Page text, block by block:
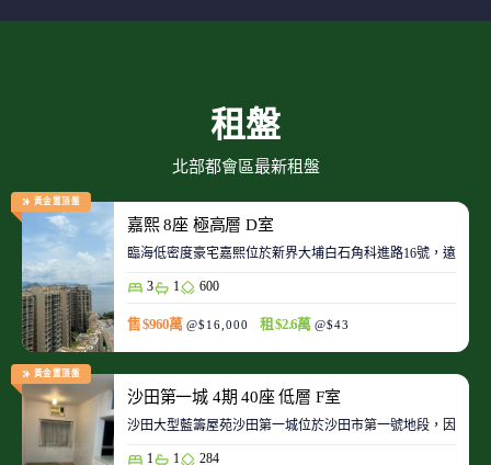
租盤
北部都會區最新租盤
黃金置頂盤
嘉熙 8座 極高層 D室
臨海低密度豪宅嘉熙位於新界大埔白石角科進路16號，遠離
3 1 600
售 $960萬 @$16,000 租 $2.6萬 @$43
黃金置頂盤
沙田第一城 4期 40座 低層 F室
沙田大型藍籌屋苑沙田第一城位於沙田市第一號地段，因此
1 1 284